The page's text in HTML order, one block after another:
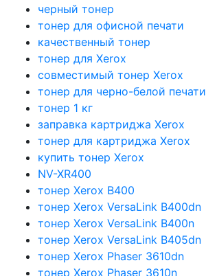
черный тонер
тонер для офисной печати
качественный тонер
тонер для Xerox
совместимый тонер Xerox
тонер для черно-белой печати
тонер 1 кг
заправка картриджа Xerox
тонер для картриджа Xerox
купить тонер Xerox
NV-XR400
тонер Xerox B400
тонер Xerox VersaLink B400dn
тонер Xerox VersaLink B400n
тонер Xerox VersaLink B405dn
тонер Xerox Phaser 3610dn
тонер Xerox Phaser 3610n